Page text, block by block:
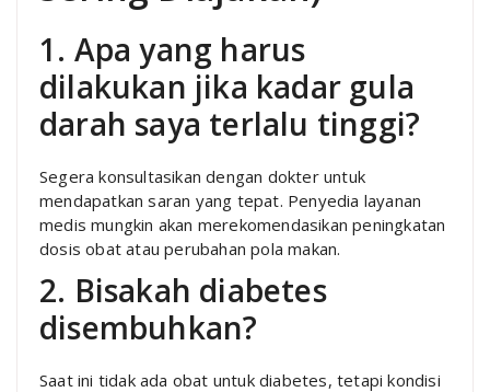
1. Apa yang harus
dilakukan jika kadar gula
darah saya terlalu tinggi?
Segera konsultasikan dengan dokter untuk
mendapatkan saran yang tepat. Penyedia layanan
medis mungkin akan merekomendasikan peningkatan
dosis obat atau perubahan pola makan.
2. Bisakah diabetes
disembuhkan?
Saat ini tidak ada obat untuk diabetes, tetapi kondisi